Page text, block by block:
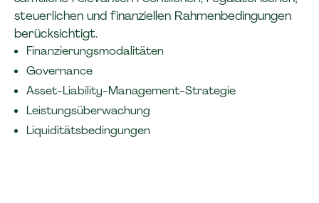
steuerlichen und finanziellen Rahmenbedingungen
berücksichtigt.
Finanzierungsmodalitäten
Governance
Asset-Liability-Management-Strategie
Leistungsüberwachung
Liquiditätsbedingungen